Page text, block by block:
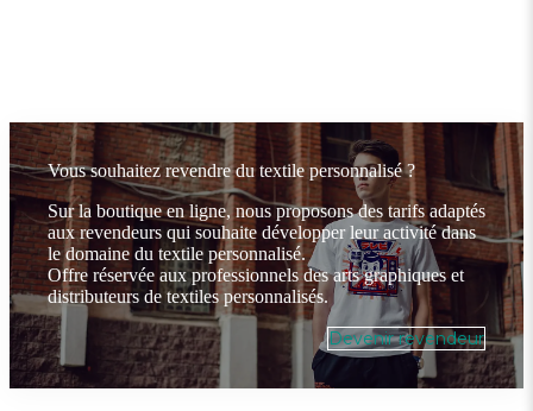
Vous souhaitez revendre du textile personnalisé ?
Sur la boutique en ligne, nous proposons des tarifs adaptés
aux revendeurs qui souhaite développer leur activité dans
le domaine du textile personnalisé.
Offre réservée aux professionnels des arts graphiques et
distributeurs de textiles personnalisés.
Devenir revendeur